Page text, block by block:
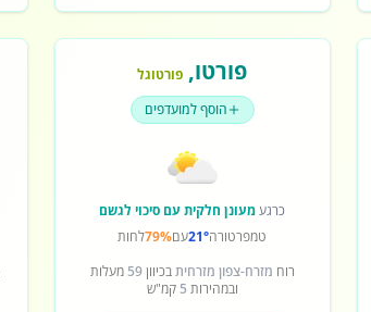
פורטו, פורטוגל
הוסף למועדפים
כרגעמעונן חלקית עם סיכוי לגשם
טמפרטורה21°עם79%לחות
רוח מזרח-צפון מזרחיתבכיוון59 מעלות
ובמהירות 5 קמ"ש